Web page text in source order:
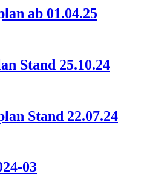
ab 01.04.25
Stand 25.10.24
Stand 22.07.24
03